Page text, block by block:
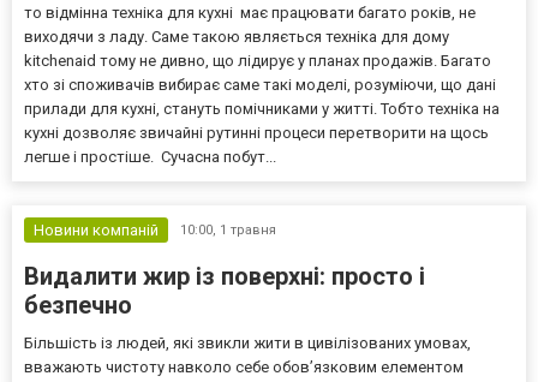
то відмінна техніка для кухні має працювати багато років, не
виходячи з ладу. Саме такою являється техніка для дому
kitchenaid тому не дивно, що лідирує у планах продажів. Багато
хто зі споживачів вибирає саме такі моделі, розуміючи, що дані
прилади для кухні, стануть помічниками у житті. Тобто техніка на
кухні дозволяє звичайні рутинні процеси перетворити на щось
легше і простіше. Сучасна побут...
Новини компаній 10:00, 1 травня
Видалити жир із поверхні: просто і
безпечно
Більшість із людей, які звикли жити в цивілізованих умовах,
вважають чистоту навколо себе обов’язковим елементом